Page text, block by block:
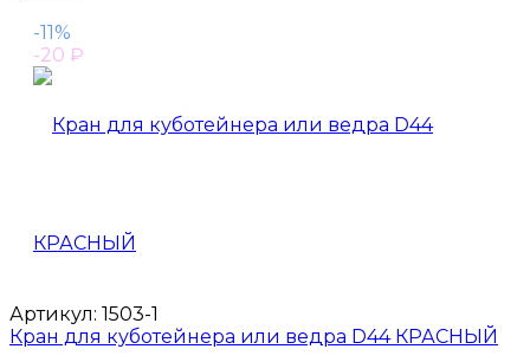
-11%
-20 ₽
Артикул: 1503-1
Кран для куботейнера или ведра D44 КРАСНЫЙ